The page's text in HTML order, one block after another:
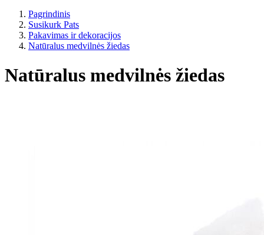
Pagrindinis
Susikurk Pats
Pakavimas ir dekoracijos
Natūralus medvilnės žiedas
Natūralus medvilnės žiedas